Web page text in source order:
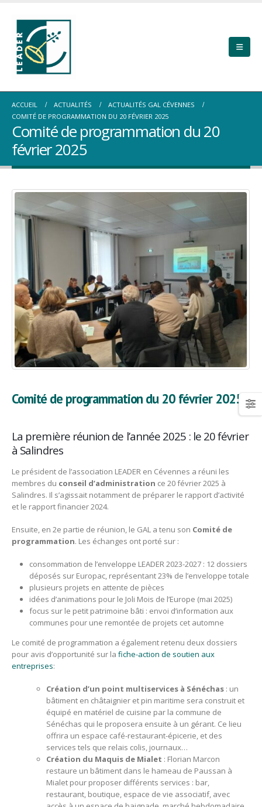
ACCUEIL ACTUALITÉS
ACTUALITÉS GAL CÉVENNES
COMITÉ DE PROGRAMMATION DU 20 FÉVRIER 2025
Comité de programmation du 20
février 2025
Comité de programmation du 20 février 2025
La première réunion de l’année 2025 : le 20 février
à Salindres
Le président de l’association LEADER en Cévennes a réuni les
membres du conseil d’administration ce 20 février 2025 à
Salindres. Il s’agissait notamment de préparer le rapport d’activité
et le rapport financier 2024.
Ensuite, en 2e partie de réunion, le GAL a tenu son Comité de
programmation. Les échanges ont porté sur :
consommation de l’enveloppe LEADER 2023-2027 : 12 dossiers
déposés sur Europac, représentant 23% de l’enveloppe totale
plusieurs projets en attente de pièces
idées d’animations pour le Joli Mois de l’Europe (mai 2025)
focus sur le petit patrimoine bâti : envoi d’information aux
communes pour une remontée de projets cet automne
Le comité de programmation a également retenu deux dossiers
pour avis d’opportunité sur la fiche-action de soutien aux
entreprises:
Création d’un point multiservices à Sénéchas : un
bâtiment en châtaignier et pin maritime sera construit et
équipé en matériel de cuisine par la commune de
Sénéchas qui le proposera ensuite à un gérant. Ce lieu
offrira un espace café-restaurant-épicerie, et des
services tels que relais colis, journaux…
Création du Maquis de Mialet : Florian Marcon
restaure un bâtiment dans le hameau de Paussan à
Mialet pour proposer différents services : bar,
restaurant, boutique, espace de vie associatif, avec